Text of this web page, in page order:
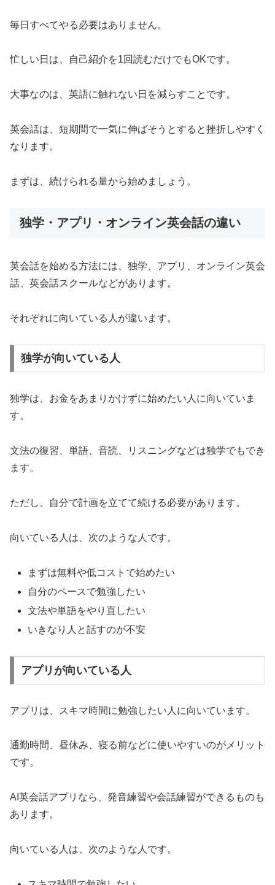
毎日すべてやる必要はありません。
忙しい日は、自己紹介を1回読むだけでもOKです。
大事なのは、英語に触れない日を減らすことです。
英会話は、短期間で一気に伸ばそうとすると挫折しやすく
なります。
まずは、続けられる量から始めましょう。
独学・アプリ・オンライン英会話の違い
英会話を始める方法には、独学、アプリ、オンライン英会
話、英会話スクールなどがあります。
それぞれに向いている人が違います。
独学が向いている人
独学は、お金をあまりかけずに始めたい人に向いていま
す。
文法の復習、単語、音読、リスニングなどは独学でもでき
ます。
ただし、自分で計画を立てて続ける必要があります。
向いている人は、次のような人です。
まずは無料や低コストで始めたい
自分のペースで勉強したい
文法や単語をやり直したい
いきなり人と話すのが不安
アプリが向いている人
アプリは、スキマ時間に勉強したい人に向いています。
通勤時間、昼休み、寝る前などに使いやすいのがメリット
です。
AI英会話アプリなら、発音練習や会話練習ができるものも
あります。
向いている人は、次のような人です。